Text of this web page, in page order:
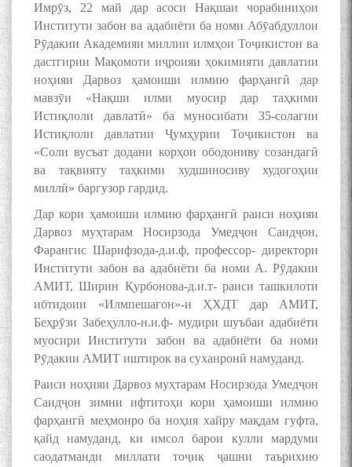
Имрӯз, 22 май дар асоси Нақшаи чорабиниҳои
Институти забон ва адабиёти ба номи Абӯабдуллои
Рӯдакии Академияи миллии илмҳои Тоҷикистон ва
дастгирии Мақомоти иҷроияи ҳокимияти давлатии
ноҳияи Дарвоз ҳамоиши илмию фарҳангӣ дар
мавзӯи «Нақши илми муосир дар таҳкими
Истиқлоли давлатӣ» ба муносибати 35-солагии
Истиқлоли давлатии Ҷумҳурии Тоҷикистон ва
«Соли вусъат додани корҳои ободониву созандагӣ
ва тақвияту таҳкими худшиносиву худогоҳии
миллӣ» баргузор гардид.
Дар кори ҳамоиши илмию фарҳангӣ раиси ноҳияи
Дарвоз муҳтарам Носирзода Умедҷон Саидҷон,
Фарангис Шарифзода-д.и.ф, профессор- директори
Институти забон ва адабиёти ба номи А. Рӯдакии
АМИТ, Ширин Қурбонова-д.и.т- раиси ташкилоти
ибтидоии «Илмпешагон»-и ҲХДТ дар АМИТ,
Беҳрӯзи Забеҳулло-н.и.ф- мудири шуъбаи адабиёти
муосири Институти забон ва адабиёти ба номи
Рӯдакии АМИТ иштирок ва суханронӣ намуданд.
Раиси ноҳияи Дарвоз муҳтарам Носирзода Умедҷон
Саидҷон зимни ифтитоҳи кори ҳамоиши илмию
фарҳангӣ меҳмонро ба ноҳия хайру мақдам гуфта,
қайд намуданд, ки имсол барои кулли мардуми
саодатманди миллати тоҷик ҷашни таърихию
Дар Академияи миллии
илмҳои Тоҷикистон бахшида
ба 100-солагии мунаққиду
адабиётшинос Соҳиб
Табаров ҳамоиши илмӣ-
назариявӣ баргузор гардид.
МАВЛОНО ҶАЛОЛИДДИНИ
БАЛХӢ БУЗУРГТАРИН
ЗАБОНУ АДАБИ ТОҶИК
به عبارت دیگر: گفتگو با مومن
قناعت Mumin Qanoat